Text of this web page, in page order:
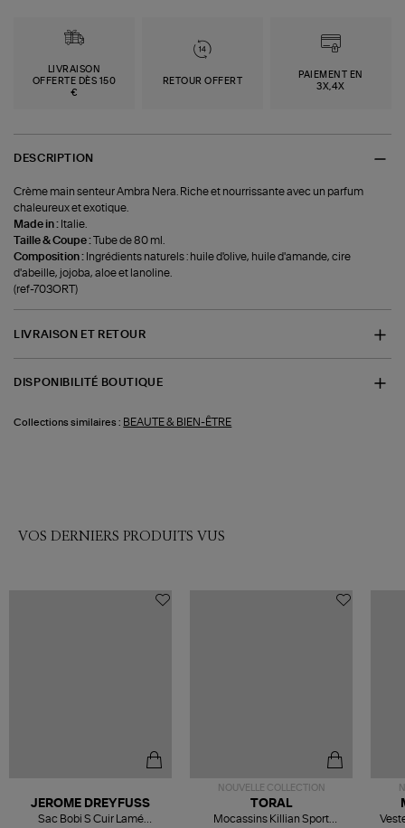
LIVRAISON
OFFERTE DÈS 150
€
RETOUR OFFERT
PAIEMENT EN
3X,4X
DESCRIPTION
Crème main senteur Ambra Nera. Riche et nourrissante avec un parfum
chaleureux et exotique.
Made in : Italie.
Taille & Coupe :Tube de 80 ml.
Composition : Ingrédients naturels : huile d'olive, huile d'amande, cire
d'abeille, jojoba, aloe et lanoline.
(ref-703ORT)
LIVRAISON ET RETOUR
DISPONIBILITÉ BOUTIQUE
Collections similaires : BEAUTE & BIEN-ÊTRE
VOS DERNIERS PRODUITS VUS
JEROME DREYFUSS
Sac Bobi S Cuir Lamé
NOUVELLE COLLECTION
TORAL
Mocassins Killian Sport